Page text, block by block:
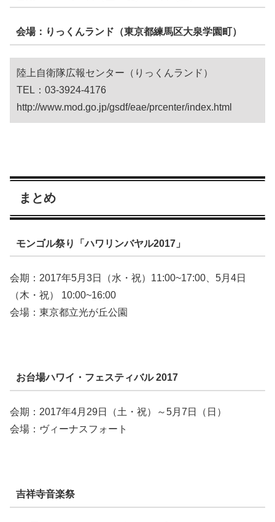
会場：りっくんランド（東京都練馬区大泉学園町）
陸上自衛隊広報センター（りっくんランド）
TEL：03-3924-4176
http://www.mod.go.jp/gsdf/eae/prcenter/index.html
まとめ
モンゴル祭り「ハワリンバヤル2017」
会期：2017年5月3日（水・祝）11:00~17:00、5月4日
（木・祝） 10:00~16:00
会場：東京都立光が丘公園
お台場ハワイ・フェスティバル 2017
会期：2017年4月29日（土・祝）～5月7日（日）
会場：ヴィーナスフォート
吉祥寺音楽祭